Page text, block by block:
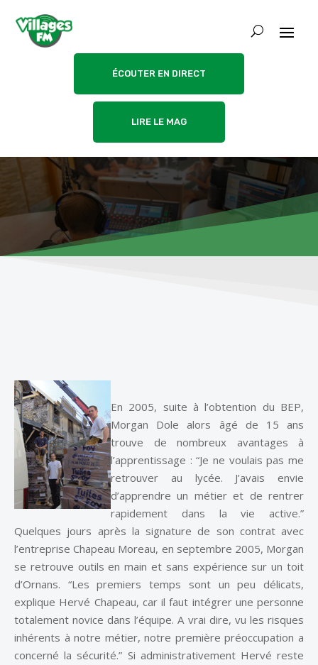
ÉCOUTER EN DIRECT
LIRE LE MAG
En 2005, suite à l’obtention du BEP,
Morgan Dole alors âgé de 15 ans
trouve de nombreux avantages à
l’apprentissage : “Je ne voulais pas me
retrouver au lycée. J’avais envie
d’apprendre un métier et de rentrer
rapidement dans la vie active.”
Quelques jours après la signature de son contrat avec
l’entreprise Chapeau Moreau, en septembre 2005, Morgan
se retrouve outils en main et sans expérience sur un toit
d’Ornans. “Les premiers temps sont un peu délicats,
explique Hervé Chapeau, car il faut intégrer une personne
totalement novice dans l’équipe. A vrai dire, vu les risques
inhérents à notre métier, notre première préoccupation a
concerné la sécurité.” Si administrativement Hervé reste